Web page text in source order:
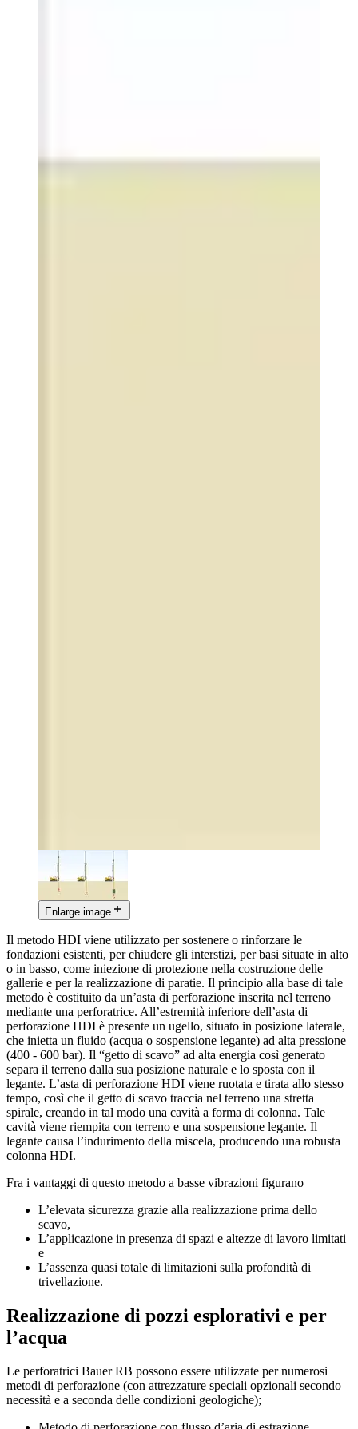
Enlarge image
Il metodo HDI viene utilizzato per sostenere o rinforzare le
fondazioni esistenti, per chiudere gli interstizi, per basi situate in alto
o in basso, come iniezione di protezione nella costruzione delle
gallerie e per la realizzazione di paratie. Il principio alla base di tale
metodo è costituito da un’asta di perforazione inserita nel terreno
mediante una perforatrice. All’estremità inferiore dell’asta di
perforazione HDI è presente un ugello, situato in posizione laterale,
che inietta un fluido (acqua o sospensione legante) ad alta pressione
(400 - 600 bar). Il “getto di scavo” ad alta energia così generato
separa il terreno dalla sua posizione naturale e lo sposta con il
legante. L’asta di perforazione HDI viene ruotata e tirata allo stesso
tempo, così che il getto di scavo traccia nel terreno una stretta
spirale, creando in tal modo una cavità a forma di colonna. Tale
cavità viene riempita con terreno e una sospensione legante. Il
legante causa l’indurimento della miscela, producendo una robusta
colonna HDI.
Fra i vantaggi di questo metodo a basse vibrazioni figurano
L’elevata sicurezza grazie alla realizzazione prima dello
scavo,
L’applicazione in presenza di spazi e altezze di lavoro limitati
e
L’assenza quasi totale di limitazioni sulla profondità di
trivellazione.
Realizzazione di pozzi esplorativi e per
l’acqua
Le perforatrici Bauer RB possono essere utilizzate per numerosi
metodi di perforazione (con attrezzature speciali opzionali secondo
necessità e a seconda delle condizioni geologiche);